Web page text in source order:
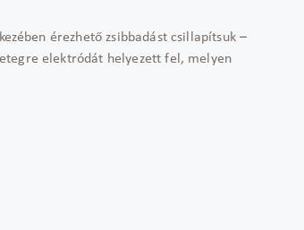
érezhető zsibbadást csillapítsuk –
elektródát helyezett fel, melyen